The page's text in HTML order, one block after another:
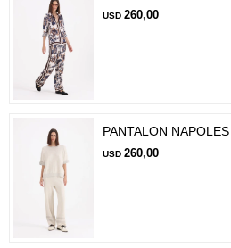
USD 260,00
PANTALON NAPOLES
USD 260,00